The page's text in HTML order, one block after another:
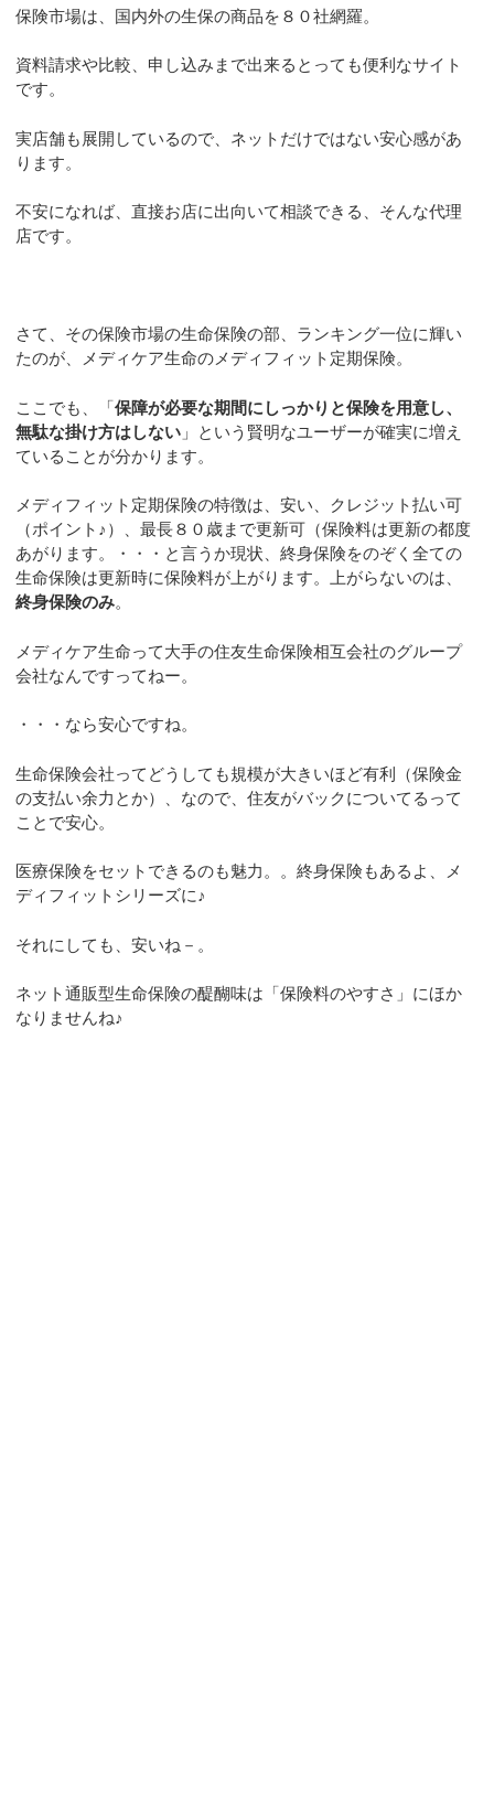
保険市場は、国内外の生保の商品を８０社網羅。
資料請求や比較、申し込みまで出来るとっても便利なサイト
です。
実店舗も展開しているので、ネットだけではない安心感があ
ります。
不安になれば、直接お店に出向いて相談できる、そんな代理
店です。
さて、その保険市場の生命保険の部、ランキング一位に輝い
たのが、メディケア生命のメディフィット定期保険。
ここでも、「保障が必要な期間にしっかりと保険を用意し、
無駄な掛け方はしない 」という賢明なユーザーが確実に増え
ていることが分かります。
メディフィット定期保険の特徴は、安い、クレジット払い可
（ポイント♪）、最長８０歳まで更新可（保険料は更新の都度
あがります。・・・と言うか現状、終身保険をのぞく全ての
生命保険は更新時に保険料が上がります。上がらないのは、
終身保険のみ。
メディケア生命って大手の住友生命保険相互会社のグループ
会社なんですってねー。
・・・なら安心ですね。
生命保険会社ってどうしても規模が大きいほど有利（保険金
の支払い余力とか）、なので、住友がバックについてるって
ことで安心。
医療保険をセットできるのも魅力。。終身保険もあるよ、メ
ディフィットシリーズに♪
それにしても、安いね－。
ネット通販型生命保険の醍醐味は「保険料のやすさ」にほか
なりませんね♪